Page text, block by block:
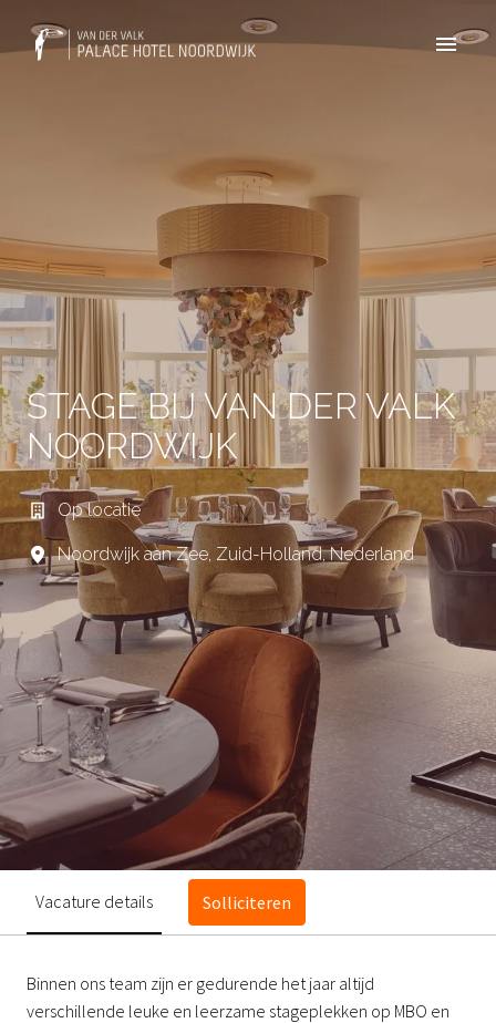
naar
contentHomepagina
STAGE BIJ VAN DER VALK
NOORDWIJK
Op locatie
Noordwijk aan Zee, Zuid-Holland, Nederland
Vacature details Solliciteren
Binnen ons team zijn er gedurende het jaar altijd
verschillende leuke en leerzame stageplekken op MBO en